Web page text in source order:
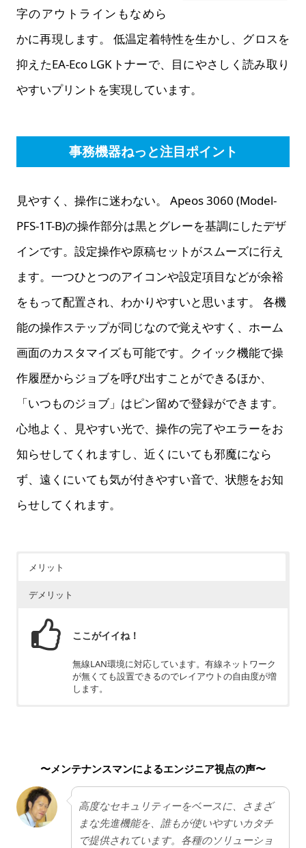
字のアウトラインもなめら
かに再現します。 低温定着特性を生かし、グロスを
抑えたEA-Eco LGKトナーで、目にやさしく読み取り
やすいプリントを実現しています。
事務機器ねっと注目ポイント
見やすく、操作に迷わない。 Apeos 3060 (Model-
PFS-1T-B)の操作部分は黒とグレーを基調にしたデザ
インです。設定操作や原稿セットがスムーズに行え
ます。一つひとつのアイコンや設定項目などが余裕
をもって配置され、わかりやすいと思います。 各機
能の操作ステップが同じなので覚えやすく、ホーム
画面のカスタマイズも可能です。クイック機能で操
作履歴からジョブを呼び出すことができるほか、
「いつものジョブ」はピン留めで登録ができます。
心地よく、見やすい光で、操作の完了やエラーをお
知らせしてくれますし、近くにいても邪魔になら
ず、遠くにいても気が付きやすい音で、状態をお知
らせしてくれます。
メリット
デメリット
ここがイイね！
無線LAN環境に対応しています。有線ネットワーク
が無くても設置できるのでレイアウトの自由度が増
します。
れているため、どこか違う部分なのかを理解しなけ
ればいけません。
〜メンテナンスマンによるエンジニア視点の声〜
高度なセキュリティーをベースに、さまざ
まな先進機能を、誰もが使いやすいカタチ
で提供されています。各種のソリューショ